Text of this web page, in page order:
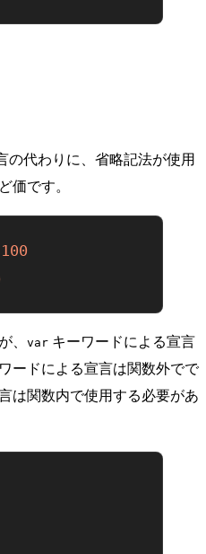
の代わりに、省略記法が使用
価です。
100
、 var キーワードによる宣言
ードによる宣言は関数外でで
は関数内で使用する必要があ